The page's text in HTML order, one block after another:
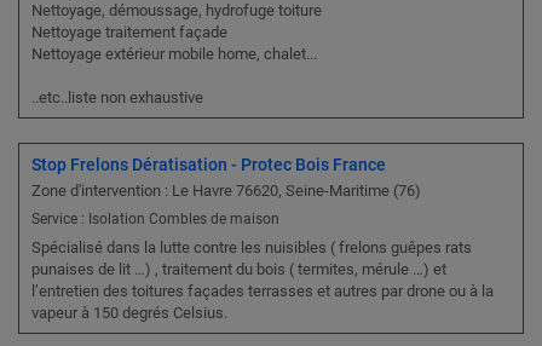
Nettoyage, démoussage, hydrofuge toiture
Nettoyage traitement façade
Nettoyage extérieur mobile home, chalet...
..etc..liste non exhaustive
Stop Frelons Dératisation - Protec Bois France
Zone d'intervention : Le Havre 76620, Seine-Maritime (76)
Service : Isolation Combles de maison
Spécialisé dans la lutte contre les nuisibles ( frelons guêpes rats
punaises de lit …) , traitement du bois ( termites, mérule …) et
l’entretien des toitures façades terrasses et autres par drone ou à la
vapeur à 150 degrés Celsius.